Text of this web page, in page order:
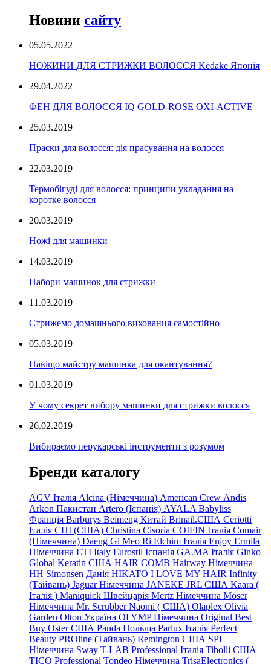
Новини сайту
05.05.2022
НОЖИНИ ДЛЯ СТРИЖКИ ВОЛОССЯ Kedake Японія
29.04.2022
ФЕН ДЛЯ ВОЛОССЯ IQ GOLD-ROSE OXI-ACTIVE
25.03.2019
Праски для волосся: дія прасування на волосся
22.03.2019
Термобігуді для волосся: принципи укладання на
коротке волосся
20.03.2019
Ножі для машинки
14.03.2019
Набори машинок для стрижки
11.03.2019
Стрижемо домашнього вихованця самостійно
05.03.2019
Навіщо майстру машинка для окантування?
01.03.2019
У чому секрет вибору машинки для стрижки волосся
26.02.2019
Вибираємо перукарські інструменти з розумом
Бренди каталогу
AGV Італія Alcina (Німеччина) American Crew Andis
Arkon Пакистан Artero (Іспанія) AYALA Babyliss
Франція Barburys Beimeng Китай Brinail.США Ceriotti
Італія CHI (США) Christina Cisoria COIFIN Італія Comair
(Німеччина) Daeng Gi Meo Ri Elchim Італія Enjoy Ermila
Німеччина ETI Italy Eurostil Іспанія GA.MA Італія Ginko
Global Keratin США HAIR COMB Hairway Німеччина
HH Simonsen Данія HIKATO I LOVE MY HAIR Infinity
(Тайвань) Jaguar Німеччина JANEKE JRL США Kaara (
Італія ) Maniquick Швейцарія Mertz Німеччина Moser
Німеччина Mr. Scrubber Naomi ( США) Olaplex Olivia
Garden Olton Україна OLYMP Німеччина Original Best
Buy Oster США Panda Польща Parlux Італія Perfect
Beauty PROline (Тайвань) Remington США SPL
Німеччина Sway T-LAB Professional Італія Tibolli США
TICO Professional Tondeo Німеччина TrisaElectronics (